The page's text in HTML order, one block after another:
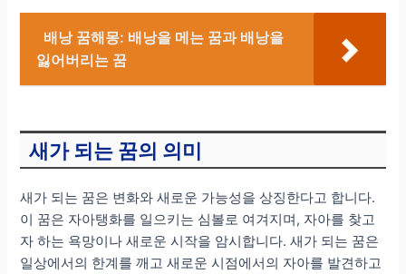
배낭 꿈해몽: 배낭을 메는 꿈과 배낭을
잃어버리는 꿈
새가 되는 꿈의 의미
새가 되는 꿈은 변화와 새로운 가능성을 상징한다고 합니다.
이 꿈은 자아탱화를 일으키는 심볼로 여겨지며, 자아를 찾고
자 하는 욕망이나 새로운 시작을 암시합니다. 새가 되는 꿈은
일상에서의 한계를 깨고 새로운 시점에서의 자아를 발견하고